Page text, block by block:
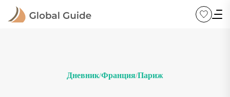
Дневник/Франция/Париж